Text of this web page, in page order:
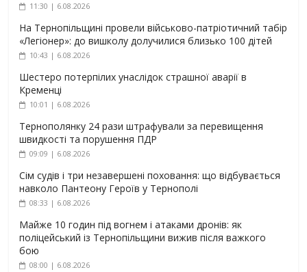
11:30 | 6.08.2026
На Тернопільщині провели військово-патріотичний табір
«Легіонер»: до вишколу долучилися близько 100 дітей
10:43 | 6.08.2026
Шестеро потерпілих унаслідок страшної аварії в
Кременці
10:01 | 6.08.2026
Тернополянку 24 рази штрафували за перевищення
швидкості та порушення ПДР
09:09 | 6.08.2026
Сім судів і три незавершені поховання: що відбувається
навколо Пантеону Героїв у Тернополі
08:33 | 6.08.2026
Майже 10 годин під вогнем і атаками дронів: як
поліцейський із Тернопільщини вижив після важкого
бою
08:00 | 6.08.2026